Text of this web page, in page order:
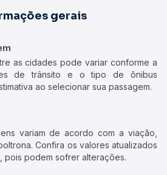
gerais
as cidades pode variar conforme a
de trânsito e o tipo de ônibus
ao selecionar sua passagem.
variam de acordo com a viação,
Confira os valores atualizados
pois podem sofrer alterações.